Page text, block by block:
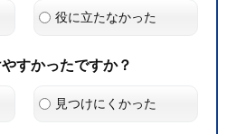
役に立たなかった
すかったですか？
見つけにくかった